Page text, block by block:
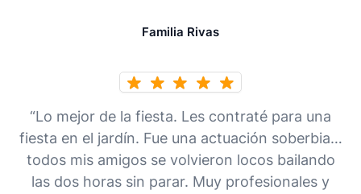
Familia Rivas
“Lo mejor de la fiesta. Les contraté para una
fiesta en el jardín. Fue una actuación soberbia…
todos mis amigos se volvieron locos bailando
las dos horas sin parar. Muy profesionales y